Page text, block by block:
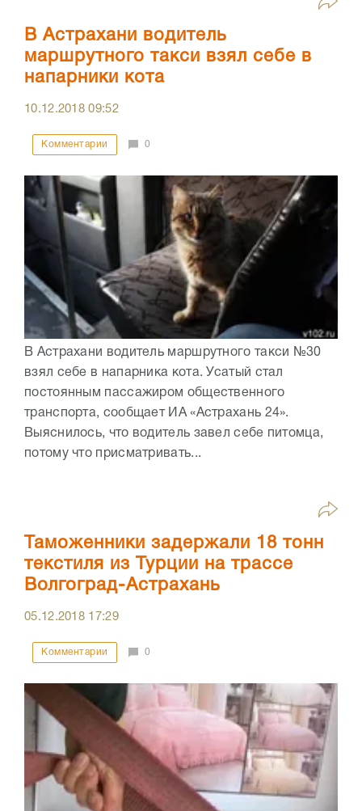
В Астрахани водитель
маршрутного такси взял себе в
напарники кота
10.12.201809:52
Комментарии 0
В Астрахани водитель маршрутного такси №30
взял себе в напарника кота. Усатый стал
постоянным пассажиром общественного
транспорта, сообщает ИА «Астрахань 24».
Выяснилось, что водитель завел себе питомца,
потому что присматривать...
Таможенники задержали 18 тонн
текстиля из Турции на трассе
Волгоград-Астрахань
05.12.2018 17:29
Комментарии 0